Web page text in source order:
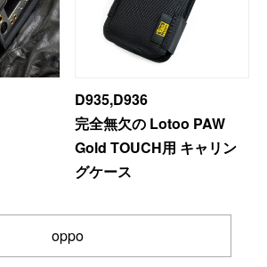
D935,D936
完全無欠の Lotoo PAW
Gold TOUCH用 キャリン
グケース
oppo